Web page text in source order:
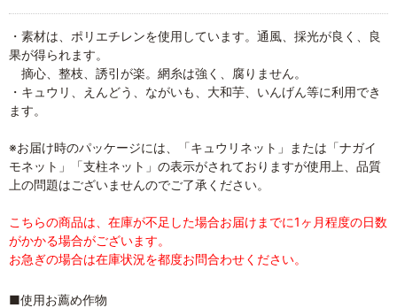
・素材は、ポリエチレンを使用しています。通風、採光が良く、良
果が得られます。
摘心、整枝、誘引が楽。網糸は強く、腐りません。
・キュウリ、えんどう、ながいも、大和芋、いんげん等に利用でき
ます。
※お届け時のパッケージには、「キュウリネット」または「ナガイ
モネット」「支柱ネット」の表示がされておりますが使用上、品質
上の問題はございませんのでご了承ください。
こちらの商品は、在庫が不足した場合お届けまでに1ヶ月程度の日数
がかかる場合がございます。
お急ぎの場合は在庫状況を都度お問合わせください。
■使用お薦め作物